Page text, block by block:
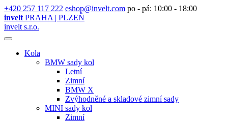
+420 257 117 222 eshop@invelt.com po - pá: 10:00 - 18:00
invelt PRAHA | PLZEŇ
invelt s.r.o.
Kola
BMW sady kol
Letní
Zimní
BMW X
Zvýhodněné a skladové zimní sady
MINI sady kol
Zimní